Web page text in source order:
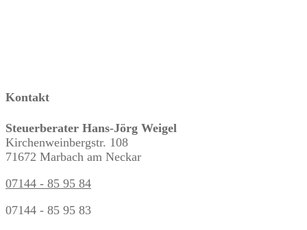
Kontakt
Steuerberater Hans-Jörg Weigel
Kirchenweinbergstr. 108
71672 Marbach am Neckar
07144 - 85 95 84
07144 - 85 95 83